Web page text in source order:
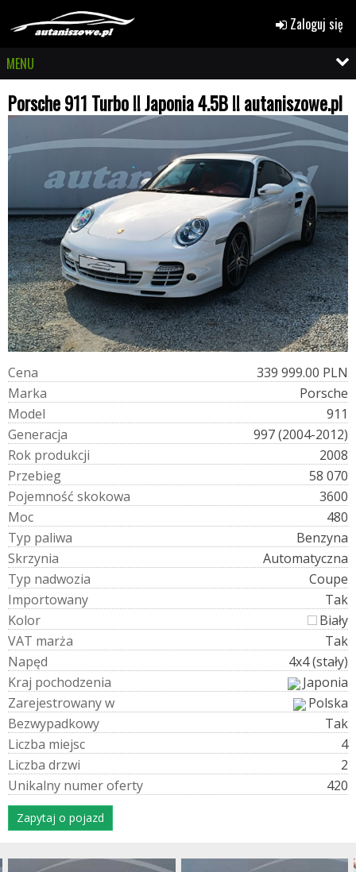
Zaloguj się
MENU
Porsche 911 Turbo !! Japonia 4.5B !! autaniszowe.pl
Cena
339 999.00 PLN
Marka
Porsche
Model
911
Generacja
997 (2004-2012)
Rok produkcji
2008
Przebieg
58 070
Pojemność skokowa
3600
Moc
480
Typ paliwa
Benzyna
Skrzynia
Automatyczna
Typ nadwozia
Coupe
Importowany
Tak
Kolor
Biały
VAT marża
Tak
Napęd
4x4 (stały)
Kraj pochodzenia
Japonia
Zarejestrowanyw
Polska
Bezwypadkowy
Tak
Liczba miejsc
4
Liczba drzwi
2
Unikalny numeroferty 420
Zapytaj o pojazd